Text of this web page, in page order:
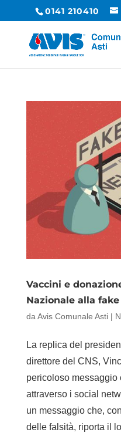
0141 210410
Vaccini e
Nazionale alla
da Avis Comunale Asti|
La replica del
direttore del CNS,
pericoloso messaggio
attraverso i social
un messaggio che,
delle falsità, riporta il